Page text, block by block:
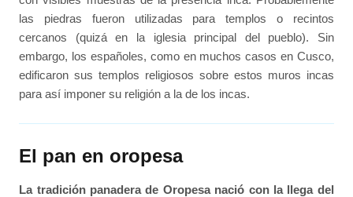
las piedras fueron utilizadas para templos o recintos
cercanos (quizá en la iglesia principal del pueblo). Sin
embargo, los españoles, como en muchos casos en Cusco,
edificaron sus templos religiosos sobre estos muros incas
para así imponer su religión a la de los incas.
El pan en oropesa
La tradición panadera de Oropesa nació con la llega del